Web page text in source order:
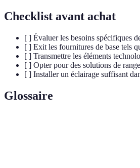
Checklist avant achat
[ ] Évaluer les besoins spécifiques
[ ] Exit les fournitures de base tels
[ ] Transmettre les éléments
[ ] Opter pour des solutions de
[ ] Installer un éclairage suffisant
Glossaire